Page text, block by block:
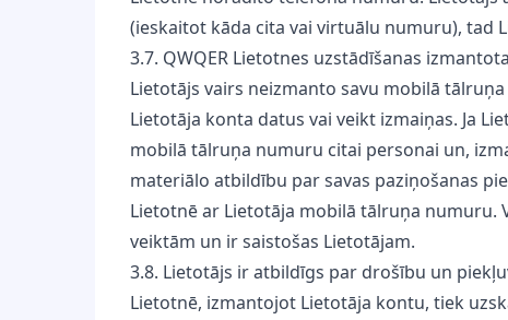
(ieskaitot kāda cita vai virtuālu numuru), tad
3.7. QWQER Lietotnes uzstādīšanas
Lietotājs vairs neizmanto savu mobilā
Lietotāja konta datus vai veikt izmaiņas. Ja
mobilā tālruņa numuru citai personai un,
materiālo atbildību par savas paziņošanas
Lietotnē ar Lietotāja mobilā tālruņa numuru.
veiktām un ir saistošas Lietotājam.
3.8. Lietotājs ir atbildīgs par drošību un
Lietotnē, izmantojot Lietotāja kontu, tiek